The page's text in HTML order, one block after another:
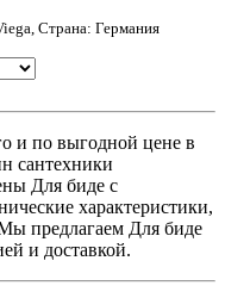
Страна: Германия
и по выгодной цене в
сантехники
Для биде с
характеристики,
предлагаем Для биде
и доставкой.